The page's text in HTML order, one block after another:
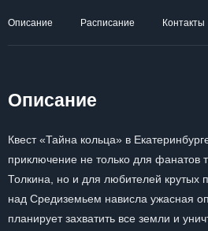
Описание Расписание Контакты
Описание
Квест «Тайна кольца» в
приключение не только для фанатов
Толкина, но и для любителей крутых
над Средиземьем нависла ужасная
планирует захватить все земли и